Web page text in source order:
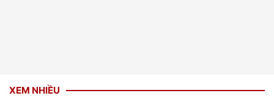
XEM NHIỀU